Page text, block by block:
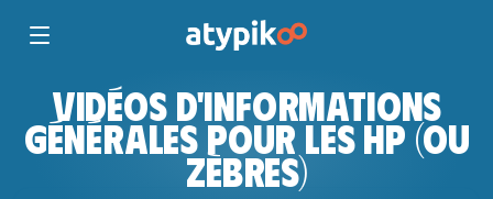
VIDÉOS D'INFORMATIONS
GÉNÉRALES POUR LES HP (OU
ZÈBRES)